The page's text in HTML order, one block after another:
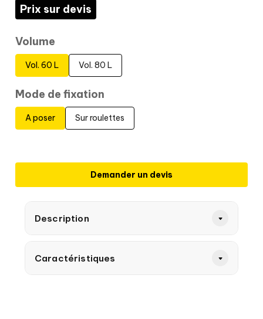
Prix sur devis
Volume
Vol. 60 L Vol. 80 L
Mode de fixation
A poser Sur roulettes
Demander un devis
Description
Caractéristiques